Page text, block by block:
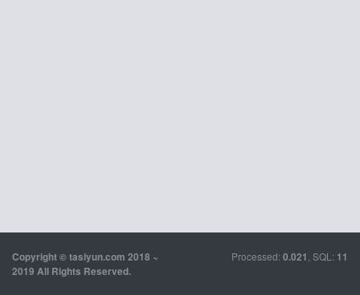
Copyright © tasiyun.com 2018 ~
2019 All Rights Reserved.
Processed: 0.021 , SQL: 11